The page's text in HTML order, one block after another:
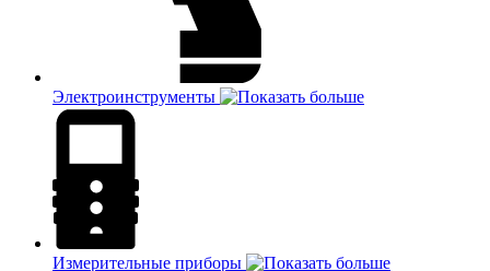
Электроинструменты
Измерительные приборы